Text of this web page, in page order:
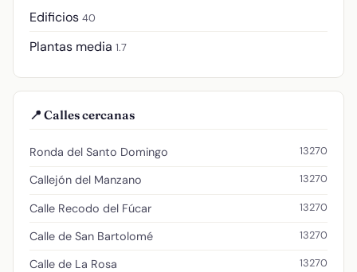
Edificios 40
Plantas media 1.7
📍 Calles cercanas
Ronda del Santo Domingo 13270
Callejón del Manzano 13270
Calle Recodo del Fúcar 13270
Calle de San Bartolomé 13270
Calle de La Rosa 13270